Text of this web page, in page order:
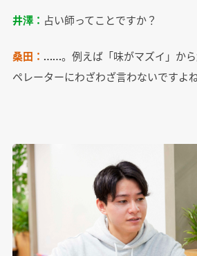
井澤： 占い師ってことですか？
桑田： ……。例えば「味がマズイ」か
ペレーターにわざわざ言わないですよね